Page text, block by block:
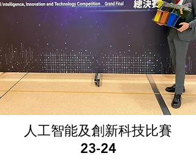
人工智能及創新科技比賽
23-24